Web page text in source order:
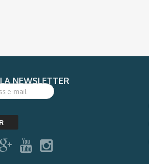
NEWSLETTER